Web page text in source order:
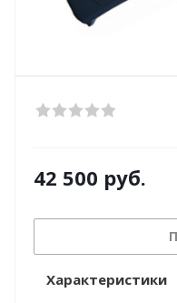
42 500 руб.
Характеристики